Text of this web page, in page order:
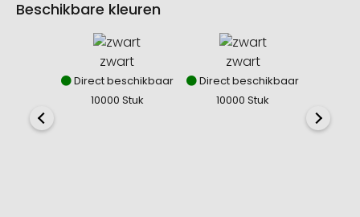
Beschikbare kleuren
zwart
Direct beschikbaar
10000 Stuk
zwart
Direct beschikbaar
10000 Stuk